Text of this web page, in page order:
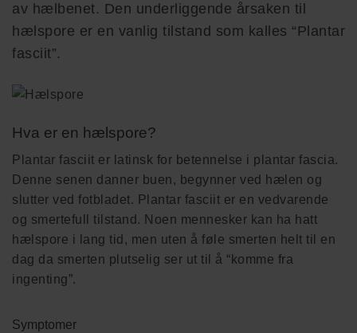
av hælbenet. Den underliggende årsaken til
hælspore er en vanlig tilstand som kalles “Plantar
fasciit”.
Hva er en hælspore?
Plantar fasciit er latinsk for betennelse i plantar fascia.
Denne senen danner buen, begynner ved hælen og
slutter ved fotbladet. Plantar fasciit er en vedvarende
og smertefull tilstand. Noen mennesker kan ha hatt
hælspore i lang tid, men uten å føle smerten helt til en
dag da smerten plutselig ser ut til å “komme fra
ingenting”.
Symptomer